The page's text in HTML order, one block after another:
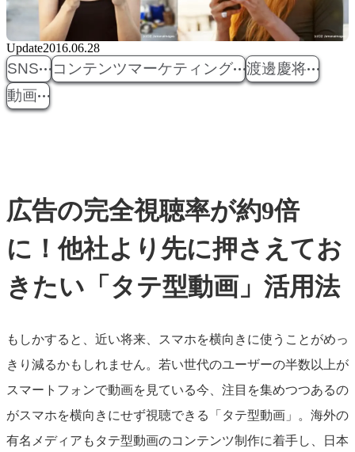
Update2016.06.28
SNS コンテンツマーケティング
渡邊慶将
動画
広告の完全視聴率が約9倍
に！他社より先に押さえてお
きたい「タテ型動画」活用法
もしかすると、近い将来、スマホを横向きに使うことがめっ
きり減るかもしれません。若い世代のユーザーの半数以上が
スマートフォンで動画を見ている今、注目を集めつつあるの
がスマホを横向きにせず視聴できる「タテ型動画」。海外の
有名メディアもタテ型動画のコンテンツ制作に着手し、日本